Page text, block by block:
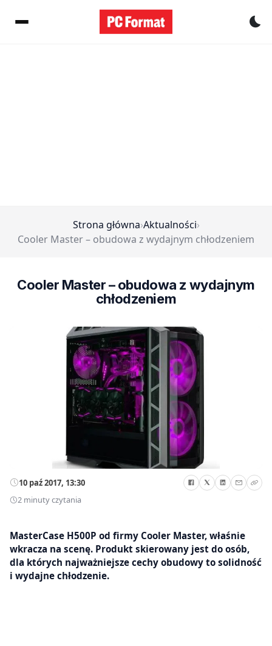
Strona główna›Aktualności›
Cooler Master – obudowa z wydajnym chłodzeniem
Cooler Master – obudowa z wydajnym
chłodzeniem
10 paź 2017, 13:30
2 minuty czytania
MasterCase H500P od firmy Cooler Master, właśnie
wkracza na scenę. Produkt skierowany jest do osób,
dla których najważniejsze cechy obudowy to solidność
i wydajne chłodzenie.